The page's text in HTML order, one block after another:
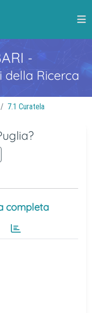
-
Ricerca
7.1 Curatela
completa